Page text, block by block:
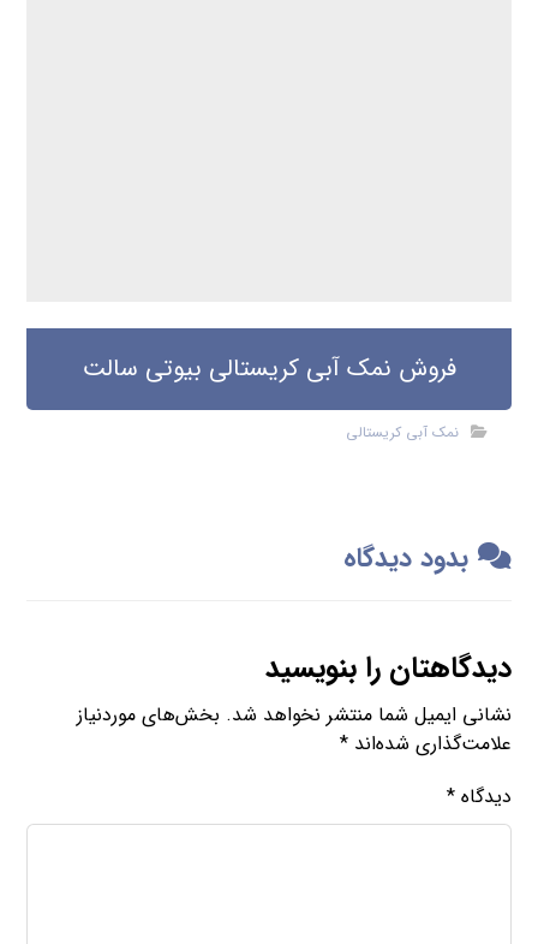
فروش نمک آبی کریستالی بیوتی سالت
نمک آبی کریستالی
بدود دیدگاه
دیدگاهتان را بنویسید
نشانی ایمیل شما منتشر نخواهد شد. بخش‌های موردنیاز
علامت‌گذاری شده‌اند*
دیدگاه*